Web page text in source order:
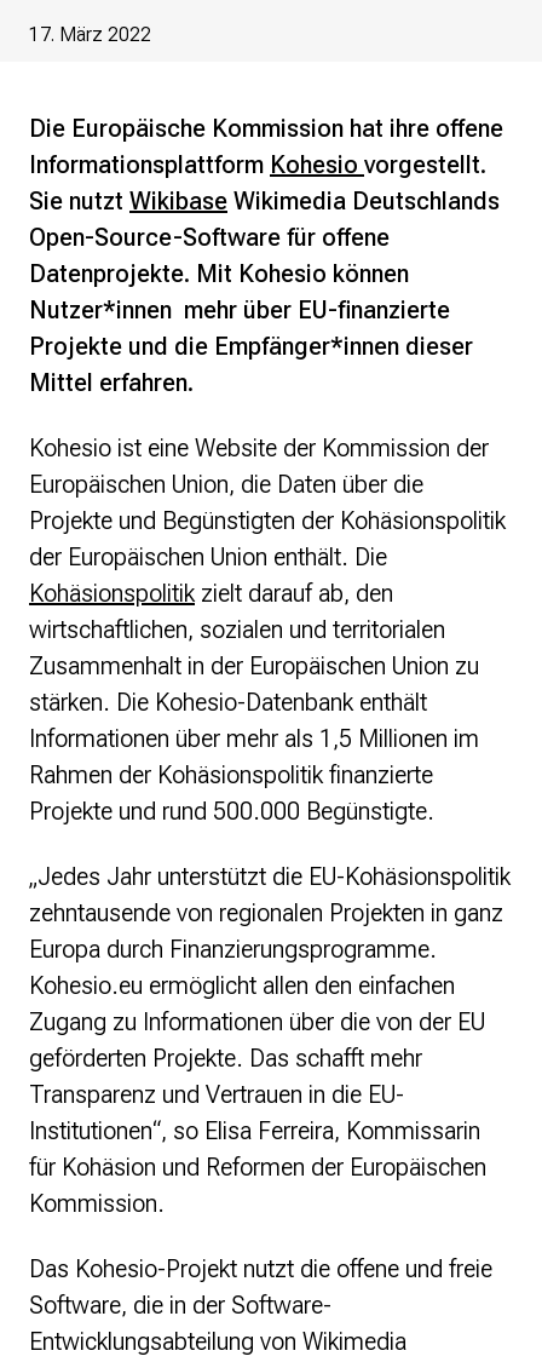
17. März 2022
Die Europäische Kommission hat ihre offene
Informationsplattform Kohesio vorgestellt.
Sie nutzt Wikibase Wikimedia Deutschlands
Open-Source-Software für offene
Datenprojekte. Mit Kohesio können
Nutzer*innen mehr über EU-finanzierte
Projekte und die Empfänger*innen dieser
Mittel erfahren.
Kohesio ist eine Website der Kommission der
Europäischen Union, die Daten über die
Projekte und Begünstigten der Kohäsionspolitik
der Europäischen Union enthält. Die
Kohäsionspolitikzielt darauf ab, den
wirtschaftlichen, sozialen und territorialen
Zusammenhalt in der Europäischen Union zu
stärken. Die Kohesio-Datenbank enthält
Informationen über mehr als 1,5 Millionen im
Rahmen der Kohäsionspolitik finanzierte
Projekte und rund 500.000 Begünstigte.
„Jedes Jahr unterstützt die EU-Kohäsionspolitik
zehntausende von regionalen Projekten in ganz
Europa durch Finanzierungsprogramme.
Kohesio.eu ermöglicht allen den einfachen
Zugang zu Informationen über die von der EU
geförderten Projekte. Das schafft mehr
Transparenz und Vertrauen in die EU-
Institutionen“, so Elisa Ferreira, Kommissarin
für Kohäsion und Reformen der Europäischen
Kommission.
Das Kohesio-Projekt nutzt die offene und freie
Software, die in der Software-
Entwicklungsabteilung von Wikimedia